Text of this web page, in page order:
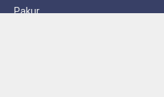
Pakur